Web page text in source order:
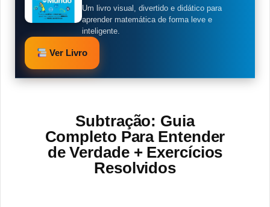
Um livro visual, divertido e didático para
aprender matemática de forma leve e
inteligente.
Ver Livro
Subtração: Guia
Completo Para Entender
de Verdade + Exercícios
Resolvidos